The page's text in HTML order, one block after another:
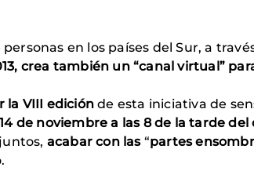
en los países del Sur, a
crea también un “canal virtual”
la VIII edición de esta iniciativa de
de noviembre a las 8 de la tarde del
acabar con las“partes